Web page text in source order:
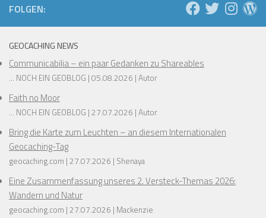
FOLGEN:
GEOCACHING NEWS
Communicabilia – ein paar Gedanken zu Shareables
... NOCH EIN GEOBLOG 05.08.2026 Autor
Faith no Moor
... NOCH EIN GEOBLOG 27.07.2026 Autor
Bring die Karte zum Leuchten – an diesem Internationalen
Geocaching-Tag
geocaching.com 27.07.2026 Shenaya
Eine Zusammenfassung unseres 2. Versteck-Themas 2026:
Wandern und Natur
geocaching.com 27.07.2026 Mackenzie